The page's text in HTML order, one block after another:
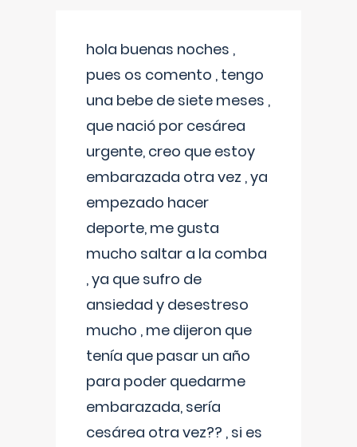
hola buenas noches ,
pues os comento , tengo
una bebe de siete meses ,
que nació por cesárea
urgente, creo que estoy
embarazada otra vez , ya
empezado hacer
deporte, me gusta
mucho saltar a la comba
, ya que sufro de
ansiedad y desestreso
mucho , me dijeron que
tenía que pasar un año
para poder quedarme
embarazada, sería
cesárea otra vez?? , si es